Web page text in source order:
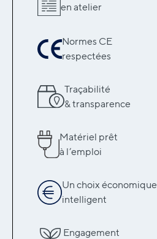
en atelier
Normes CE
respectées
Traçabilité
& transparence
Matériel prêt
à l’emploi
Un choix économique
intelligent
Engagement